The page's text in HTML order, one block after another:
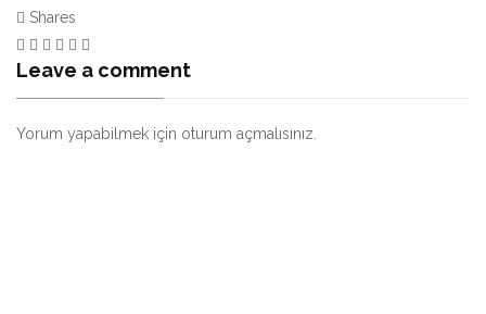
Shares
Leave a comment
Yorum yapabilmek için oturum açmalısınız